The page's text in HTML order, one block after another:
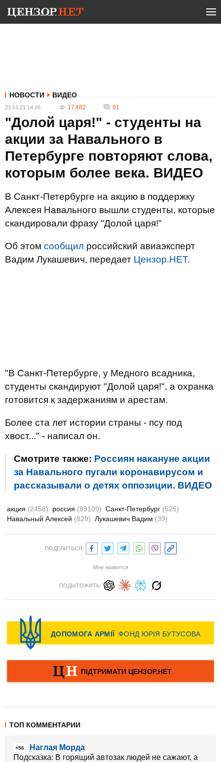
НОВОСТИ ВИДЕО
23.01.21 14:26 17 482 91
"Долой царя!" - студенты на
акции за Навального в
Петербурге повторяют слова,
которым более века. ВИДЕО
В Санкт-Петербурге на акцию в поддержку
Алексея Навального вышли студенты, которые
скандировали фразу "Долой царя!"
Об этом сообщил российский авиаэксперт
Вадим Лукашевич, передает Цензор.НЕТ.
"В Санкт-Петербурге, у Медного всадника,
студенты скандируют "Долой царя!", а охранка
готовится к задержаниям и арестам.
Более ста лет истории страны - псу под
хвост..." - написал он.
Смотрите также: Россиян накануне акции
за Навального пугали коронавирусом и
рассказывали о детях оппозиции. ВИДЕО
акция (2458) россия (89109) Санкт-Петербург (525)
Навальный Алексей (829) Лукашевич Вадим (39)
ПОДЕЛИТЬСЯ:
Мне нравится
ПОДЫТОЖИТЬ:
ТОП КОММЕНТАРИИ
+56
Наглая Морда
Подсказка: В горящий автозак людей не сажают, а